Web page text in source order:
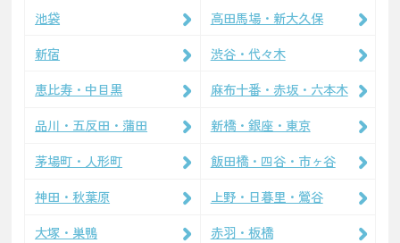
池袋
高田馬場・新大久保
新宿
渋谷・代々木
恵比寿・中目黒
麻布十番・赤坂・六本木
品川・五反田・蒲田
新橋・銀座・東京
茅場町・人形町
飯田橋・四谷・市ヶ谷
神田・秋葉原
上野・日暮里・鶯谷
大塚・巣鴨
赤羽・板橋